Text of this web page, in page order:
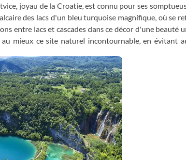
joyau de la Croatie, est connu pour ses
des lacs d'un bleu turquoise magnifique, où se
entre lacs et cascades dans ce décor d'une beauté
mieux ce site naturel incontournable, en évitant
Installation à l'hôtel pour 2 nuits. Diner à l'hôtel.